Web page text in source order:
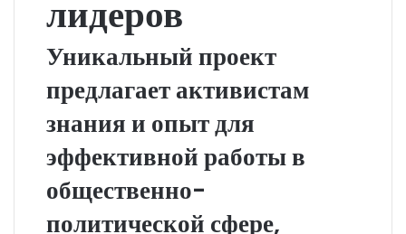
лидеров
Уникальный проект
предлагает активистам
знания и опыт для
эффективной работы в
общественно-
политической сфере,